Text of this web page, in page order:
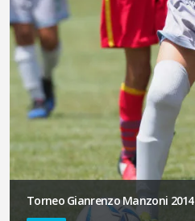
Torneo Gianrenzo Manzoni 2014